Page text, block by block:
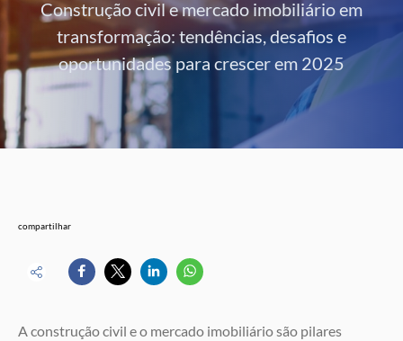
Construção civil e mercado imobiliário em
transformação: tendências, desafios e
oportunidades para crescer em 2025
compartilhar
A construção civil e o mercado imobiliário são pilares